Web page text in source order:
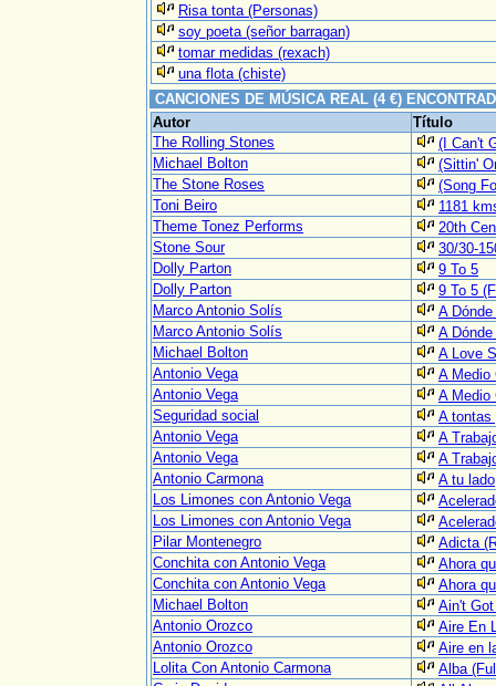
Risa tonta (Personas)
soy poeta (señor barragan)
tomar medidas (rexach)
una flota (chiste)
CANCIONES DE MÚSICA REAL (4 €)
Autor
Título
The Rolling Stones
(I Can't
Michael Bolton
(Sittin'
The Stone Roses
(Song
Toni Beiro
1181
Theme Tonez Performs
20th
Stone Sour
30/30-
Dolly Parton
9 To 5
Dolly Parton
9 To 5
Marco Antonio Solís
A
Marco Antonio Solís
A
Michael Bolton
A Love
Antonio Vega
A Medio
Antonio Vega
A Medio
Seguridad social
A
Antonio Vega
A
Antonio Vega
A
Antonio Carmona
A tu lado
Los Limones con Antonio Vega
Los Limones con Antonio Vega
Pilar Montenegro
Adicta
Conchita con Antonio Vega
Ahora
Conchita con Antonio Vega
Ahora
Michael Bolton
Ain't
Antonio Orozco
Aire En
Antonio Orozco
Aire en
Lolita Con Antonio Carmona
Alba